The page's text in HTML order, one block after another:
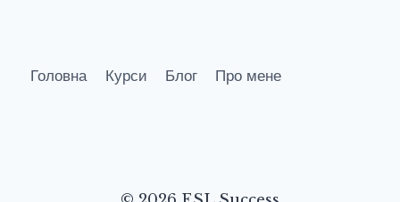
Головна Курси Блог Про мене